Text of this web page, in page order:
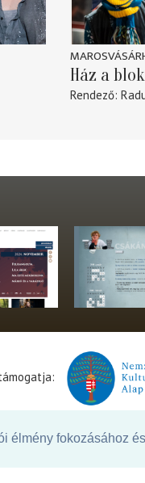
élmény fokozásához
Ház a
Rendező